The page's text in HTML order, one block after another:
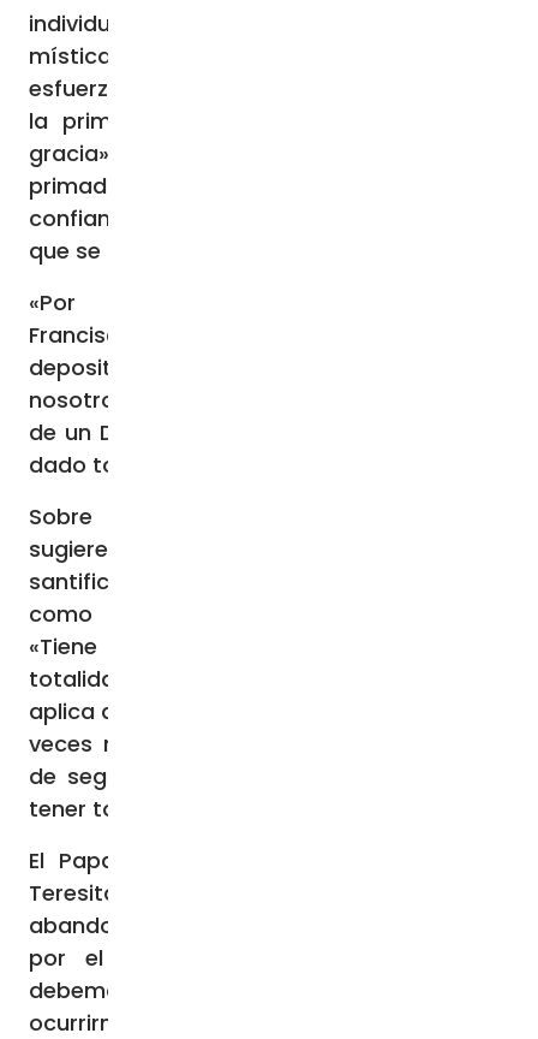
individualista y elitista, más ascética que
mística, que pone el énfasis principal en el
esfuerzo humano, Teresita subraya siempre
la primacía de la acción de Dios, de su
gracia» (17), por ello «prefiere destacar el
primado de la acción divina e invitar a la
confianza plena mirando el amor de Cristo
que se nos ha dado hasta el fin» (19).
«Por consiguiente -escribe el Papa
Francisco-, la actitud más adecuada es
depositar la confianza del corazón fuera de
nosotros mismos: en la infinita misericordia
de un Dios que ama sin límites y que lo ha
dado todo en la Cruz de Jesucristo» (20).
Sobre esta “confianza” el Santo Padre
sugiere no asumirla solo en referencia a la
santificación y salvación, sino también
como un “abandono cotidiano” en Dios:
«Tiene un sentido integral, que abraza la
totalidad de la existencia concreta y se
aplica a nuestra vida entera, donde muchas
veces nos abruman los temores, el deseo
de seguridades humanas, la necesidad de
tener todo bajo nuestro control» (23).
El Papa recuerda las palabras de Santa
Teresita que se refieren a ese “santo
abandono” en el Amor: «Los que corremos
por el camino del amor creo que no
debemos pensar en lo que pueda
ocurrirnos de doloroso en el futuro, porque